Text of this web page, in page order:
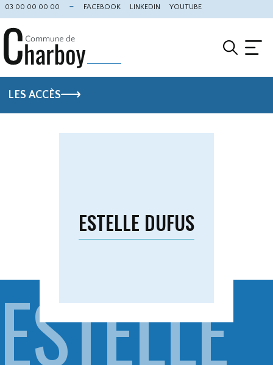
03 00 00 00 00 FACEBOOK LINKEDIN YOUTUBE
LES ACCÈS
ESTELLE DUFUS
ESTELLE
Cookies management panel